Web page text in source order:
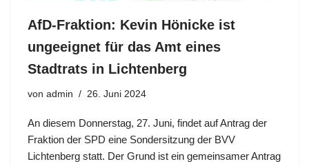
AfD-Fraktion: Kevin Hönicke ist
ungeeignet für das Amt eines
Stadtrats in Lichtenberg
von admin 26. Juni 2024
An diesem Donnerstag, 27. Juni, findet auf Antrag der
Fraktion der SPD eine Sondersitzung der BVV
Lichtenberg statt. Der Grund ist ein gemeinsamer Antrag